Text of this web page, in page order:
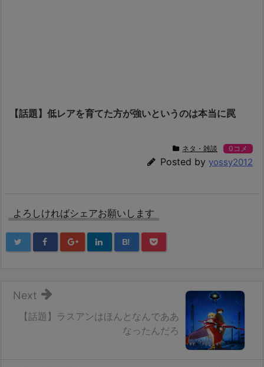
【話題】低レアを育てた方が強いというのは本当に罠
ネタ・雑談 0コメ
Posted by yossy2012
よろしければシェアお願いします
B!
【話題】ラスアンはほんとなんでああ
なったんだろ
Next